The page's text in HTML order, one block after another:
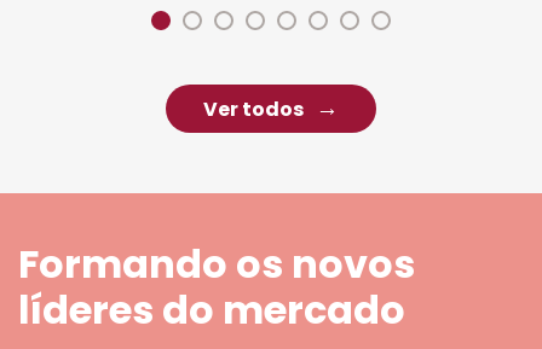
Ver todos
Formando os novos
líderes do mercado